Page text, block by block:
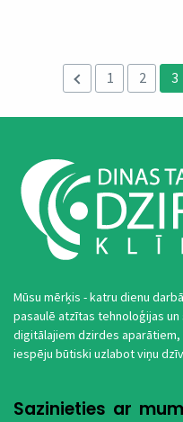
1 2 3
Mūsu mērķis - katru dienu
pasaulē atzītas tehnoloģijas
digitālajiem dzirdes
iespēju būtiski uzlabot viņu
Sazinieties ar